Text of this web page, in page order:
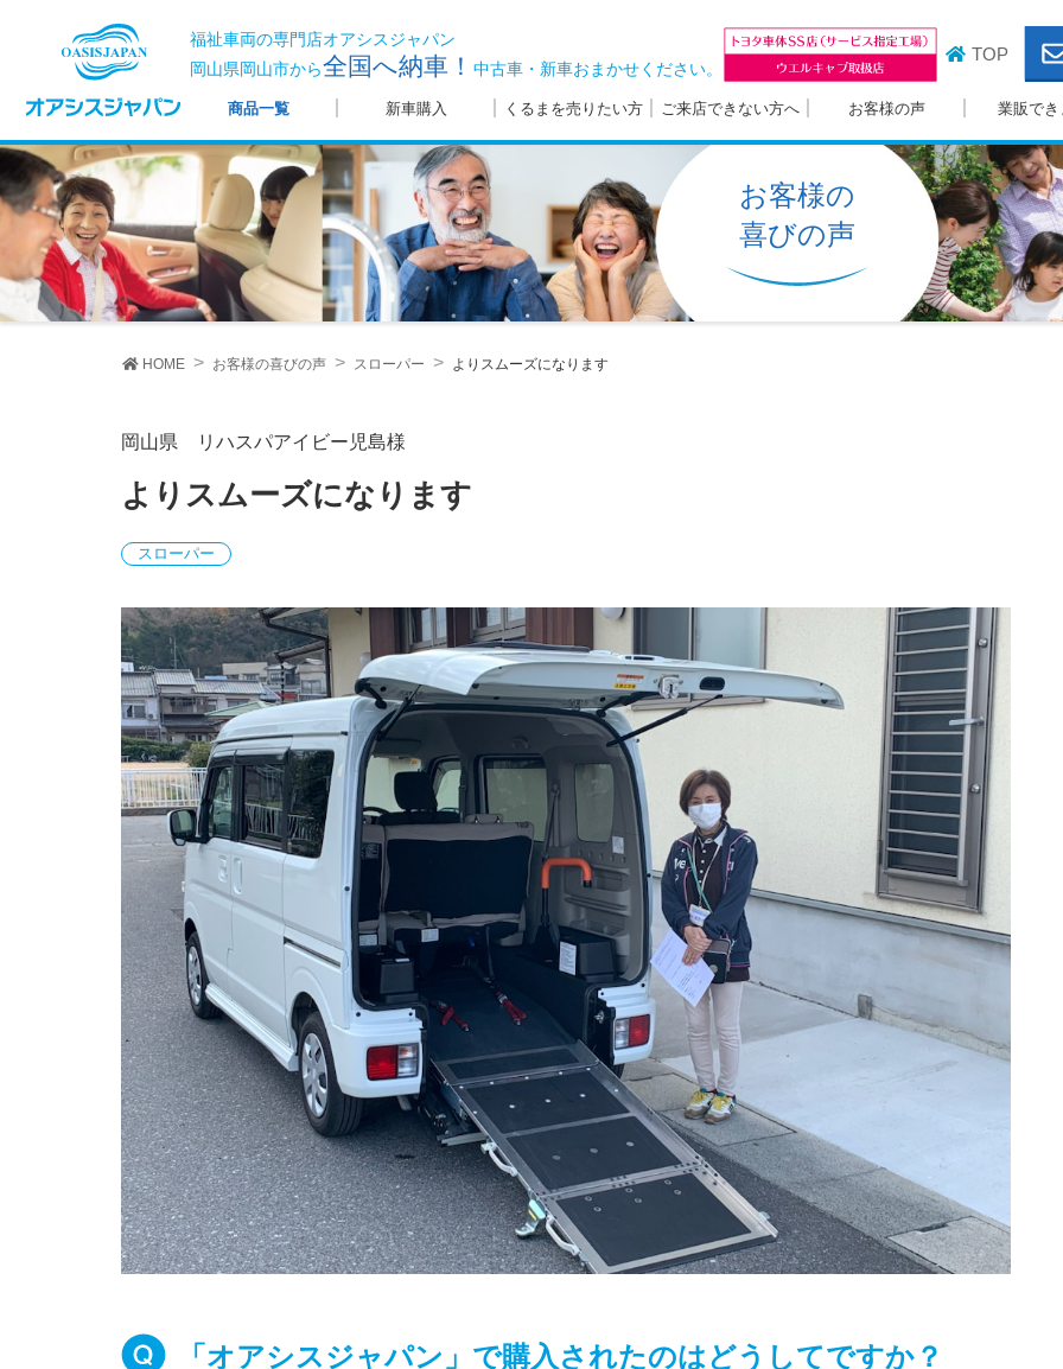
福祉車両の専門店オアシスジャパン
岡山県岡山市から全国へ納車！中古車・新車おまかせください。
TOP
商品一覧 新車購入 くるまを売りたい方 ご来店できない方へ お客様の声 業販でき
お客様の
喜びの声
HOME お客様の喜びの声 スローパー よりスムーズになります
岡山県 リハスパアイビー児島様
よりスムーズになります
スローパー
「オアシスジャパン」で購入されたのはどうしてですか？